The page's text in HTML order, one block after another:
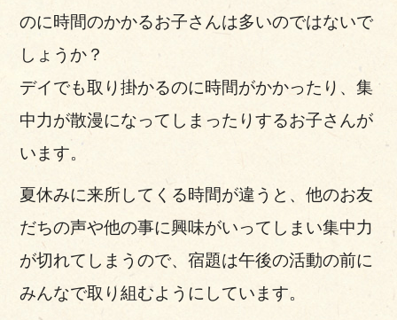
のに時間のかかるお子さんは多いのではないで
しょうか？
デイでも取り掛かるのに時間がかかったり、集
中力が散漫になってしまったりするお子さんが
います。
夏休みに来所してくる時間が違うと、他のお友
だちの声や他の事に興味がいってしまい集中力
が切れてしまうので、宿題は午後の活動の前に
みんなで取り組むようにしています。